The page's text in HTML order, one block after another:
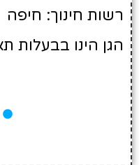
רשות חינוך: חיפה
הגן הינו בבעלות